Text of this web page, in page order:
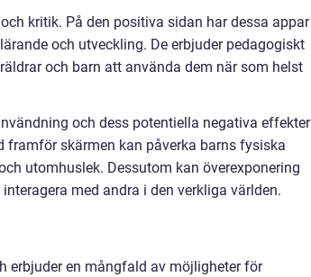
kritik. På den positiva sidan har dessa appar
och utveckling. De erbjuder pedagogiskt
och barn att använda dem när som helst
och dess potentiella negativa effekter
framför skärmen kan påverka barns fysiska
utomhuslek. Dessutom kan överexponering
med andra i den verkliga världen.
erbjuder en mångfald av möjligheter för